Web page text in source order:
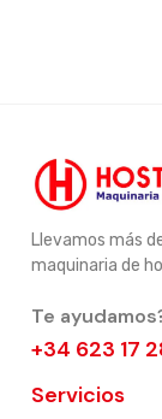
Llevamos más
maquinaria de
Te
+34 623 17
Servicios